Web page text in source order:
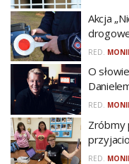
Akcja
RED.
O
RED.
Zróbmy
RED.